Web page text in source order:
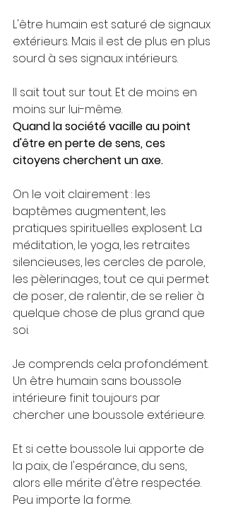
L'être humain est saturé de signaux
extérieurs. Mais il est de plus en plus
sourd à ses signaux intérieurs.
Il sait tout sur tout. Et de moins en
moins sur lui-même.
Quand la société vacille au point
d'être en perte de sens, ces
citoyens cherchent un axe.
On le voit clairement : les
baptêmes augmentent, les
pratiques spirituelles explosent. La
méditation, le yoga, les retraites
silencieuses, les cercles de parole,
les pèlerinages, tout ce qui permet
de poser, de ralentir, de se relier à
quelque chose de plus grand que
soi.
Je comprends cela profondément.
Un être humain sans boussole
intérieure finit toujours par
chercher une boussole extérieure.
Et si cette boussole lui apporte de
la paix, de l'espérance, du sens,
alors elle mérite d'être respectée.
Peu importe la forme.